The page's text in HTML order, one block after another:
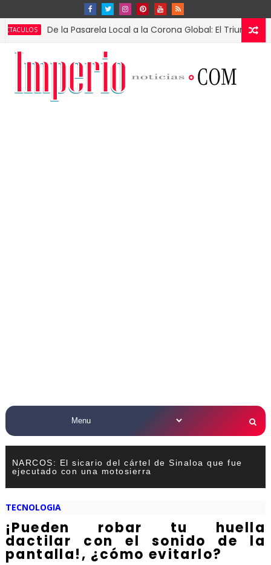
De la Pasarela Local a la Corona Global: El Triunfo de Fátima
NARCOS: El sicario del cártel de Sinaloa que fue
ejecutado con una motosierra
TECNOLOGIA
¡Pueden robar tu huella
dactilar con el sonido de la
pantalla!, ¿cómo evitarlo?